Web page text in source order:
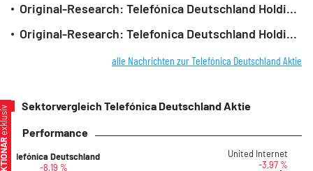
Original-Research: Telefónica Deutschland Holding AG (von First Berlin Equit...
Original-Research: Telefonica Deutschland Holding AG (von First Berlin Equity...
alle Nachrichten zur Telefónica Deutschland Aktie
Sektorvergleich Telefónica Deutschland Aktie
Performance
Telefónica Deutschland
-8,19 %
United Internet
-3,97 %